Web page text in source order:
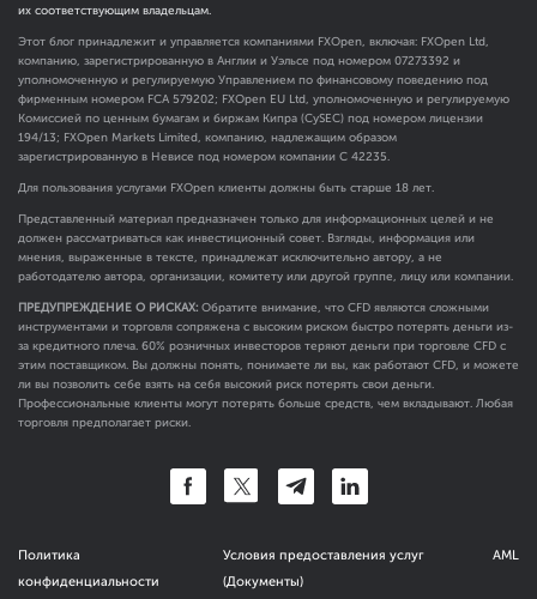
их соответствующим владельцам.
Этот блог принадлежит и управляется компаниями FXOpen, включая: FXOpen Ltd,
компанию, зарегистрированную в Англии и Уэльсе под номером 07273392 и
уполномоченную и регулируемую Управлением по финансовому поведению под
фирменным номером FCA 579202; FXOpen EU Ltd, уполномоченную и регулируемую
Комиссией по ценным бумагам и биржам Кипра (CySEC) под номером лицензии
194/13; FXOpen Markets Limited, компанию, надлежащим образом
зарегистрированную в Невисе под номером компании C 42235.
Для пользования услугами FXOpen клиенты должны быть старше 18 лет.
Представленный материал предназначен только для информационных целей и не
должен рассматриваться как инвестиционный совет. Взгляды, информация или
мнения, выраженные в тексте, принадлежат исключительно автору, а не
работодателю автора, организации, комитету или другой группе, лицу или компании.
ПРЕДУПРЕЖДЕНИЕ О РИСКАХ: Обратите внимание, что CFD являются сложными
инструментами и торговля сопряжена с высоким риском быстро потерять деньги из-
за кредитного плеча. 60% розничных инвесторов теряют деньги при торговле CFD с
этим поставщиком. Вы должны понять, понимаете ли вы, как работают CFD, и можете
ли вы позволить себе взять на себя высокий риск потерять свои деньги.
Профессиональные клиенты могут потерять больше средств, чем вкладывают. Любая
торговля предполагает риски.
Политика
конфиденциальности
Условия предоставления услуг
(Документы)
AML